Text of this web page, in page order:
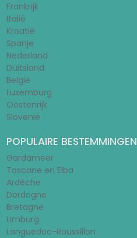
Frankrijk
Italië
Kroatië
Spanje
Nederland
Duitsland
België
Luxemburg
Oostenrijk
Slovenië
POPULAIRE BESTEMMINGEN
Gardameer
Toscane en Elba
Ardèche
Dordogne
Bretagne
Limburg
Languedoc-Roussillon